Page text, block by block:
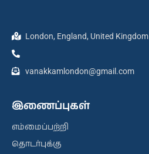
London, England, United Kingdom
vanakkamlondon@gmail.com
இணைப்புகள்
எம்மைப்பற்றி
தொடர்புக்கு